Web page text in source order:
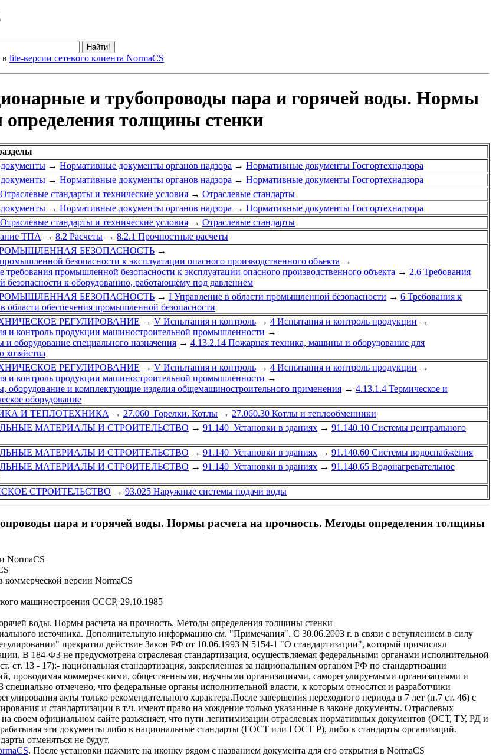
в lite-версии сетевого клиента NormaCS
и трубопроводы пара и горячей воды. Нормы
толщины стенки
→ Нормативные документы органов надзора → Нормативные документы Госгортехнадзора
→ Нормативные документы органов надзора → Нормативные документы Госгортехнадзора
Отраслевые стандарты и технические условия → Отраслевые стандарты
→ Нормативные документы органов надзора → Нормативные документы Госгортехнадзора
Отраслевые стандарты и технические условия → Отраслевые стандарты
ТПА → 8.2 Расчеты → 8.2.1 Прочностные расчеты
БЕЗОПАСНОСТЬ →
безопасности к эксплуатации опасного производственного объекта →
требования промышленной безопасности к эксплуатации опасного производственного объекта → 2.6 Требования
к оборудованию, работающему под давлением
БЕЗОПАСНОСТЬ → I Управление в области промышленной безопасности → 6 Требования к
области обеспечения промышленной безопасности
РЕГУЛИРОВАНИЕ → V Испытания и контроль → 4 Испытания и контроль продукции →
и контроль продукции машиностроительной промышленности →
оборудование специального назначения → 4.13.2.14 Пожарная техника, машины и оборудование для
хозяйства
РЕГУЛИРОВАНИЕ → V Испытания и контроль → 4 Испытания и контроль продукции →
и контроль продукции машиностроительной промышленности →
оборудование и комплектующие изделия общемашиностроительного применения → 4.13.1.4 Термическое и
оборудование
И ТЕПЛОТЕХНИКА → 27.060 Горелки. Котлы → 27.060.30 Котлы и теплообменники
МАТЕРИАЛЫ И СТРОИТЕЛЬСТВО → 91.140 Установки в зданиях → 91.140.10 Системы центрального
МАТЕРИАЛЫ И СТРОИТЕЛЬСТВО → 91.140 Установки в зданиях → 91.140.60 Системы водоснабжения
МАТЕРИАЛЫ И СТРОИТЕЛЬСТВО → 91.140 Установки в зданиях → 91.140.65 Водонагревательное
СТРОИТЕЛЬСТВО → 93.025 Наружные системы подачи воды
пара и горячей воды. Нормы расчета на прочность. Методы определения толщины
NormaCS
коммерческой версии NormaCS
машиностроения СССР, 29.10.1985
воды. Нормы расчета на прочность. Методы определения толщины стенки
источника. Дополнительную информацию см. "Примечания". С 30.06.2003 г. в связи с вступлением в силу
прекратил действие Закон РФ от 10.06.1993 N 5154-1 "О стандартизации", который причислял
В 184-ФЗ не предусмотрена отраслевая стандартизация, осуществляемая федеральными органами исполнительной
ст. 13 - 17):- национальная стандартизация, закрепленная за национальным органом РФ по стандартизации
проводимая коммерческими, общественными, научными организациями, саморегулируемыми организациями и
отмечено, что федеральные органы исполнительной власти, к которым относятся и разработчики
акты только рекомендательного характера.После завершения переходного периода в 7 лет (п.7 ст. 46) с
и стандартизации в т.ч. имеют право на хождение только указанные в законе документы. Отраслевых
на своем официальном сайте разъясняет, что пути легитимизации отраслевых нормативных документов (ОСТ, ТУ, РД и
эти документы либо в национальные стандарты (ГОСТ или ГОСТ Р), либо в стандарты организаций.
отменяться не будут.
. После установки нажмите на иконку рядом с названием документа для его открытия в NormaCS